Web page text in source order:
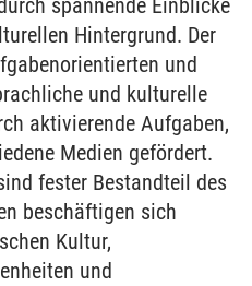
spannende Einblicke
Hintergrund. Der
und
und kulturelle
aktivierende Aufgaben,
Medien gefördert.
fester Bestandteil des
beschäftigen sich
Kultur,
und